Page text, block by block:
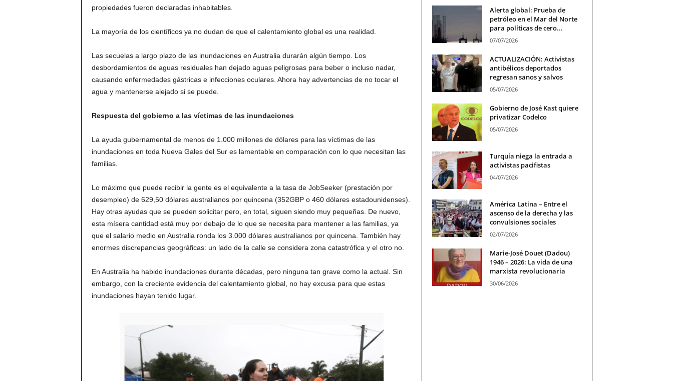
propiedades fueron declaradas inhabitables.
La mayoría de los científicos ya no dudan de que el calentamiento global es una realidad.
Las secuelas a largo plazo de las inundaciones en Australia durarán algún tiempo. Los
desbordamientos de aguas residuales han dejado aguas peligrosas para beber o incluso nadar,
causando enfermedades gástricas e infecciones oculares. Ahora hay advertencias de no tocar el
agua y mantenerse alejado si se puede.
Respuesta del gobierno a las víctimas de las inundaciones
La ayuda gubernamental de menos de 1.000 millones de dólares para las víctimas de las
inundaciones en toda Nueva Gales del Sur es lamentable en comparación con lo que necesitan las
familias.
Lo máximo que puede recibir la gente es el equivalente a la tasa de JobSeeker (prestación por
desempleo) de 629,50 dólares australianos por quincena (352GBP o 460 dólares estadounidenses).
Hay otras ayudas que se pueden solicitar pero, en total, siguen siendo muy pequeñas. De nuevo,
esta mísera cantidad está muy por debajo de lo que se necesita para mantener a las familias, ya
que el salario medio en Australia ronda los 3.000 dólares australianos por quincena. También hay
enormes discrepancias geográficas: un lado de la calle se considera zona catastrófica y el otro no.
En Australia ha habido inundaciones durante décadas, pero ninguna tan grave como la actual. Sin
embargo, con la creciente evidencia del calentamiento global, no hay excusa para que estas
inundaciones hayan tenido lugar.
Alerta global: Prueba de
petróleo en el Mar del Norte
para políticas de cero...
07/07/2026
ACTUALIZACIÓN: Activistas
antibélicos deportados
regresan sanos y salvos
05/07/2026
Gobierno de José Kast quiere
privatizar Codelco
05/07/2026
Turquía niega la entrada a
activistas pacifistas
04/07/2026
América Latina – Entre el
ascenso de la derecha y las
convulsiones sociales
02/07/2026
Marie-José Douet (Dadou)
1946 – 2026: La vida de una
marxista revolucionaria
30/06/2026